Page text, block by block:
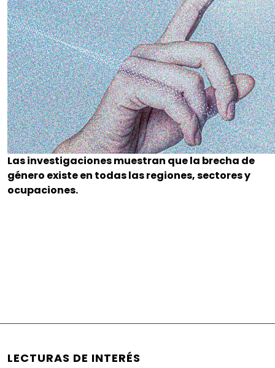
Las investigaciones muestran que la brecha de
género existe en todas las regiones, sectores y
ocupaciones.
LECTURAS DE INTERÉS